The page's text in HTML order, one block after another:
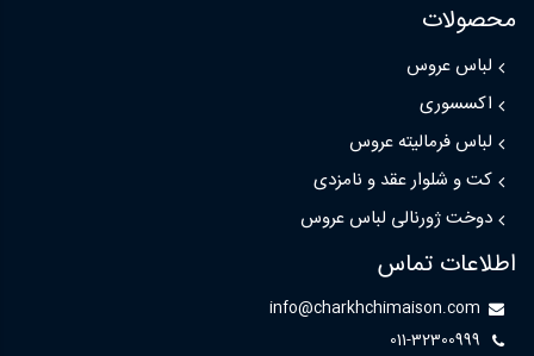
محصولات
لباس عروس
اکسسوری
لباس فرمالیته عروس
کت و شلوار عقد و نامزدی
دوخت ژورنالی لباس عروس
اطلاعات تماس
info@charkhchimaison.com
011-32300999